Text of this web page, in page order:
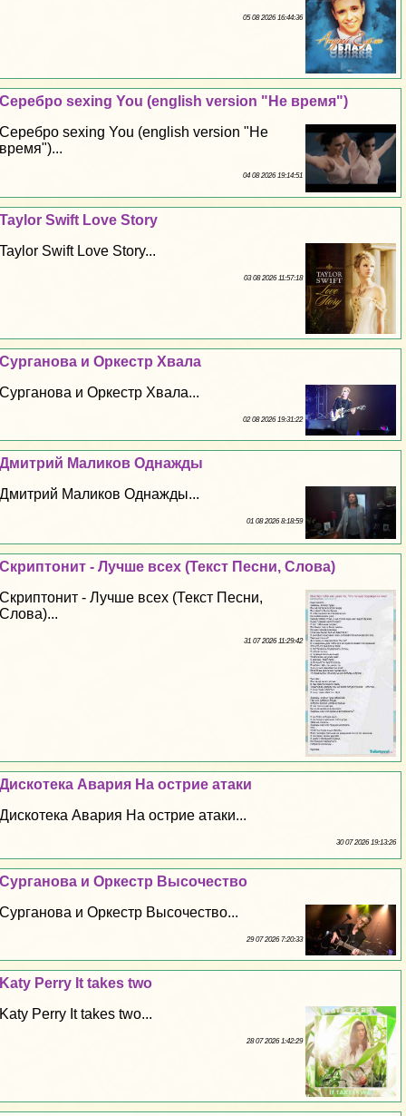
05 08 2026 16:44:36
Серебро sехing You (english version "Не время")
Серебро sехing You (english version "Не
время")...
04 08 2026 19:14:51
Taylor Swift Love Story
Taylor Swift Love Story...
03 08 2026 11:57:18
Сурганова и Оркестр Хвала
Сурганова и Оркестр Хвала...
02 08 2026 19:31:22
Дмитрий Маликов Однажды
Дмитрий Маликов Однажды...
01 08 2026 8:18:59
Скриптонит - Лучше всех (Текст Песни, Слова)
Скриптонит - Лучше всех (Текст Песни,
Слова)...
31 07 2026 11:29:42
Дискотека Авария На острие атаки
Дискотека Авария На острие атаки...
30 07 2026 19:13:26
Сурганова и Оркестр Высочество
Сурганова и Оркестр Высочество...
29 07 2026 7:20:33
Katy Perry It takes two
Katy Perry It takes two...
28 07 2026 1:42:29